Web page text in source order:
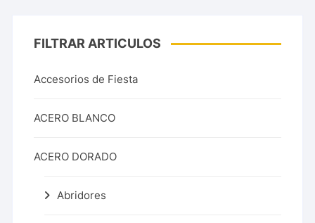
FILTRAR ARTICULOS
Accesorios de Fiesta
ACERO BLANCO
ACERO DORADO
Abridores